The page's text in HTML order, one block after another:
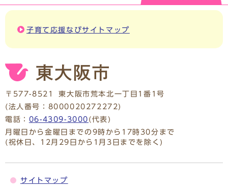
子育て応援なびサイトマップ
〒577-8521
東大阪市荒本北一丁目1番1号
(法人番号：8000020272272)
電話： 06-4309-3000 (代表)
月曜日から金曜日までの9時から17時30分まで
(祝休日、12月29日から1月3日までを除く)
サイトマップ